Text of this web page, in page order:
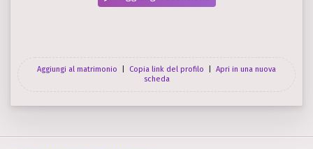
Aggiungi al matrimonio Copia link del profilo
Apri in una nuova
scheda